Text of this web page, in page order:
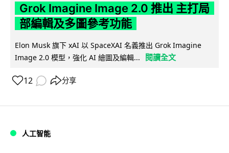
Grok Imagine Image 2.0 推出 主打局
部編輯及多圖參考功能
Elon Musk 旗下 xAI 以 SpaceXAI 名義推出 Grok Imagine
Image 2.0 模型，強化 AI 繪圖及編輯...
閱讀全文
12 分享
人工智能